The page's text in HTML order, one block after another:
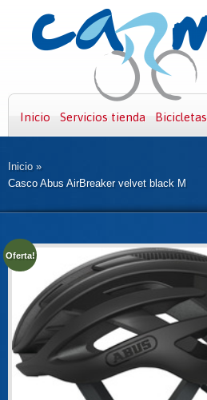
Inicio Servicios tienda Bicicletas
Inicio »
Casco Abus AirBreaker velvet black M
Oferta!